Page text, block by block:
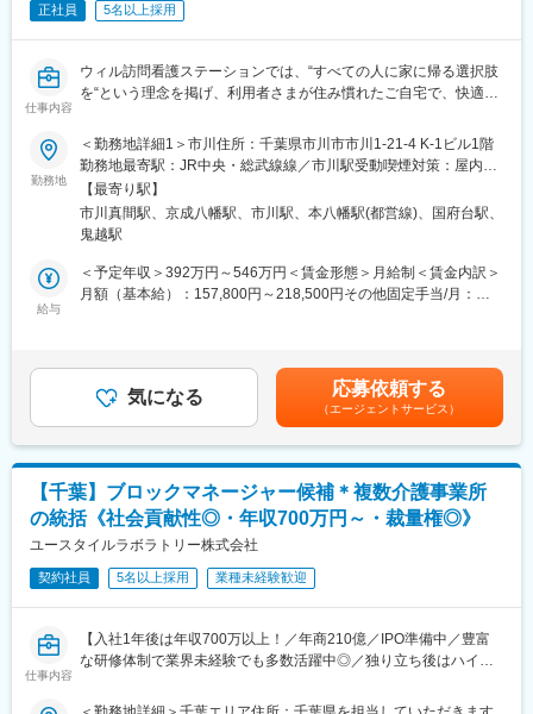
つかりにくい患者様も多くいらっしゃいます。
ことで、適切な医療につなげることができます。
（1） 既存の病院・介護施設を訪問（1日3～5件）
すでに関係のある施設が中心なので、飛び込み営業はありませ
ん。
（2） 受け入れ可能な患者様の条件を説明
（3） 情報提供を受ける
「この患者様なら合いそう」といったご相談・ご紹介をいただ
く
（4） 受け入れに向けた調整・フォロー
・室長：1名（30代）
・メンバー4名（20代半ば～30代半ば）
■キャリアパス：
・配属後は部署のメンバーに教えてもらいながら、業務を覚えて
いただきます。入職3年で室長にアサインされる社員もおり、年齢
に関係なく活躍が評価される環境です。
・また、ご希望や能力によって、採用担当や教育担当など、他も
ポジションにも挑戦いただける可能性がございます。
■働き方：
・休日：完全週休2日制（土日祝）／年休120日
・残業時間：ほぼなし（月5時間程）
正社員 5名以上採用
仕事内容
ウィル訪問看護ステーションでは、“すべての人に家に帰る選択肢
を“という理念を掲げ、利用者さまが住み慣れたご自宅で、快適に
感していただける方、ぜひ一緒に施設を作り上げていきましょ
う！
■業務内容：
自宅で生活をされるご利用者様への訪問リハビリ業務をお願いし
ます。
・訪問件数の目安：4～5件/日
・移動手段：自転車・自動車
・社内カンファレンス：週1回・お昼に1時間
・各種の連絡調整や担当者会議等への参加
・訪問の記録、各種書類の作成（電子カルテ使用）
神科等、幅広くお受けしています。
＊入職後、3ヶ月を目安とした同行訪問を実施します。
・住宅手当（近隣手当）：10,000円※勤務拠点から直線距離6km圏
内に居住する場合
※訪問件数が100件/月をボーダー、超過時インセンティブ 250円/
件
勤務地
＜勤務地詳細1＞市川住所：千葉県市川市市川1-21-4 K-1ビル1階
勤務地最寄駅：JR中央・総武線線／市川駅受動喫煙対策：屋内全
面禁煙＜勤務地詳細2＞本八幡住所：千葉県市川市八幡 2-8-19第
三山本ビル2F勤務地最寄駅：JR中央・総武線線／本八幡駅受動喫
煙対策：屋内全面禁煙変更の範囲：会社の定める事業所
【最寄り駅】
市川真間駅、京成八幡駅、市川駅、本八幡駅(都営線)、国府台駅、
鬼越駅
給与
＜予定年収＞392万円～546万円＜賃金形態＞月給制＜賃金内訳＞
月額（基本給）：157,800円～218,500円その他固定手当/月：
業手当＞有＜給与補足＞・地域手当：60,000円・PTOTST手当：
25,000円・賞与 年2回 ※業績による・昇給 年1回 ※試用期間は対象
外※給与は経験等考慮の上、社内規定に則って確定します。賃金は
あくまでも目安の金額であり、選考を通じて上下する可能性があ
ります。月給(月額)は固定手当を含めた表記です。
気になる 応募依頼する
（エージェントサービス）
【千葉】ブロックマネージャー候補＊複数介護事業所
の統括《社会貢献性◎・年収700万円～・裁量権◎》
ユースタイルラボラトリー株式会社
契約社員 5名以上採用 業種未経験歓迎
仕事内容
【入社1年後は年収700万以上！／年商210億／IPO準備中／豊富
な研修体制で業界未経験でも多数活躍中◎／独り立ち後はハイブ